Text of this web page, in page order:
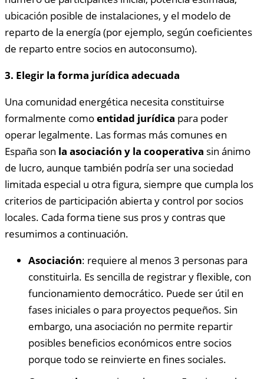
ubicación posible de instalaciones, y el modelo de
reparto de la energía (por ejemplo, según coeficientes
de reparto entre socios en autoconsumo).
3. Elegir la forma jurídica adecuada
Una comunidad energética necesita constituirse
formalmente comoentidad jurídica para poder
operar legalmente. Las formas más comunes en
España son la asociación y la cooperativa sin ánimo
de lucro, aunque también podría ser una sociedad
limitada especial u otra figura, siempre que cumpla los
criterios de participación abierta y control por socios
locales. Cada forma tiene sus pros y contras que
resumimos a continuación.
Asociación: requiere al menos 3 personas para
constituirla. Es sencilla de registrar y flexible, con
funcionamiento democrático. Puede ser útil en
fases iniciales o para proyectos pequeños. Sin
embargo, una asociación no permite repartir
posibles beneficios económicos entre socios
porque todo se reinvierte en fines sociales.